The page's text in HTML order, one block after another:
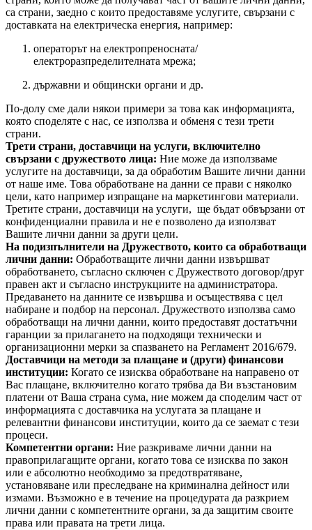
са страни, заедно с които предоставяме услугите, свързани с
доставката на електрическа енергия, например:
операторът на електропреносната/
електроразпределителната мрежа;
държавни и общински органи и др.
По-долу сме дали някои примери за това как информацията,
която споделяте с нас, се използва и обменя с тези трети
страни.
Трети страни, доставчици на услуги, включително
свързани с дружеството лица: Ние може да използваме
услугите на доставчици, за да обработим Вашите лични данни
от наше име. Това обработване на данни се прави с няколко
цели, като например изпращане на маркетингови материали.
Третите страни, доставчици на услуги, ще бъдат обвързани от
конфиденциални правила и не е позволено да използват
Вашите лични данни за други цели.
На подизпълнители на Дружеството, които са обработващи
лични данни: Обработващите лични данни извършват
обработването, съгласно сключен с Дружеството договор/друг
правен акт и съгласно инструкциите на администратора.
Предаването на данните се извършва и осъществява с цел
набиране и подбор на персонал. Дружеството използва само
обработващи на лични данни, които предоставят достатъчни
гаранции за прилагането на подходящи технически и
организационни мерки за спазването на Регламент 2016/679.
Доставчици на методи за плащане и (други) финансови
институции: Когато се изисква обработване на направено от
Вас плащане, включително когато трябва да Ви възстановим
платени от Ваша страна сума, ние можем да споделим част от
информацията с доставчика на услугата за плащане и
релевантни финансови институции, които да се заемат с тези
процеси.
Компетентни органи: Ние разкриваме лични данни на
правоприлагащите органи, когато това се изисква по закон
или е абсолютно необходимо за предотвратяване,
установяване или преследване на криминална дейност или
измами. Възможно е в течение на процедурата да разкрием
лични данни с компетентните органи, за да защитим своите
права или правата на трети лица.